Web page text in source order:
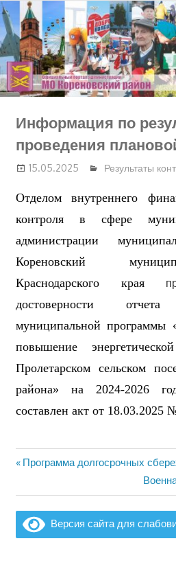
Перейти
к
содержимому
Информация по
проведения
15.05.2025 Результаты
Отделом внутреннего
контроля в сфере
администрации
Кореновский
Краснодарского края
достоверности
муниципальной программы
повышение
Пролетарском сельском
района» на 2024-2026
составлен акт от 18.03.2025
Навигация
по
записям
Предыдущая
Программа долгосрочных
запись:
Версия сайта для